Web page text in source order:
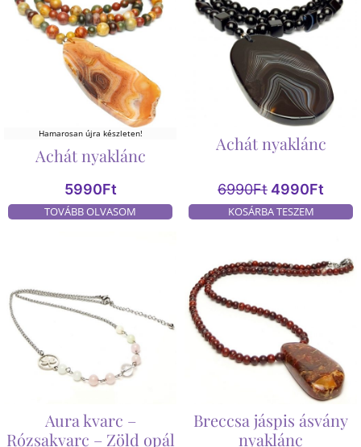
Hamarosan újra készleten!
Achát nyaklánc
5990Ft
TOVÁBB OLVASOM
Achát nyaklánc
6990Ft 4990Ft
KOSÁRBA TESZEM
Aura kvarc –
Rózsakvarc – Zöld opál
Breccsa jáspis ásvány
nyaklánc